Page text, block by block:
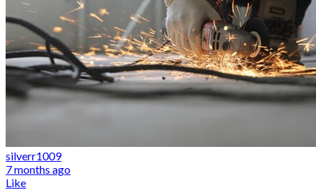
silverr1009
7 months ago
Like